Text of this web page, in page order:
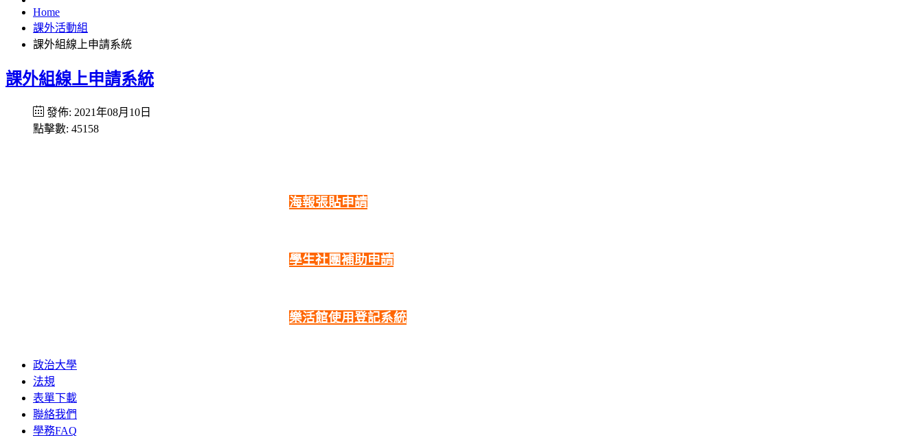
Home
課外活動組
課外組線上申請系統
課外組線上申請系統
發佈: 2021年08月10日
點擊數: 45158
海報張貼申請
學生社團補助申請
樂活館使用登記系統
政治大學
法規
表單下載
聯絡我們
學務FAQ